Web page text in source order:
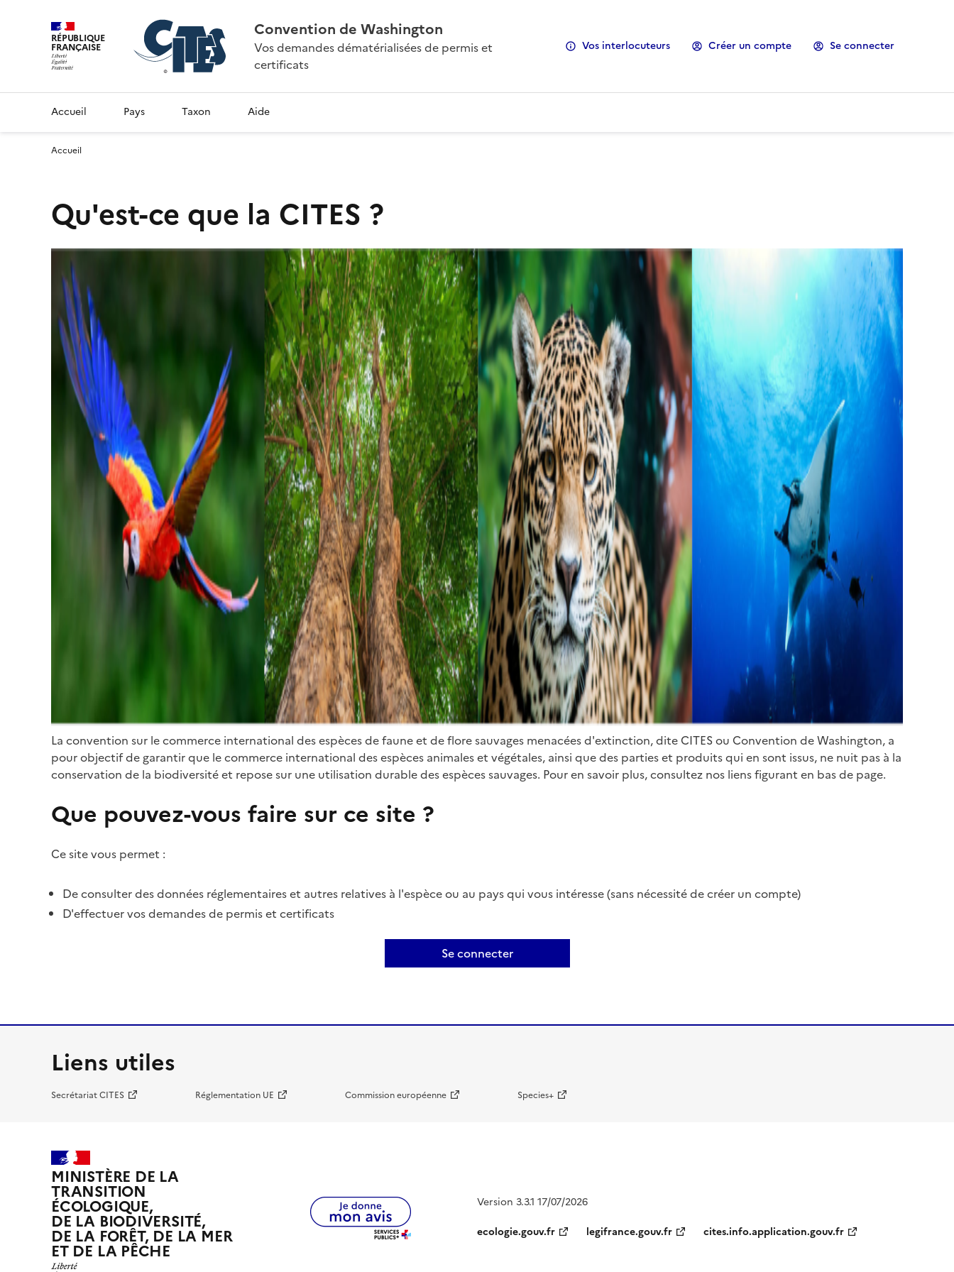
RÉPUBLIQUE
FRANÇAISE
Convention de Washington
Vos demandes dématérialisées de permis et
certificats
Vos interlocuteurs Créer un compte Se connecter
Accueil Pays Taxon Aide
Accueil
Qu'est-ce que la CITES ?
La convention sur le commerce international des espèces de faune et de flore sauvages menacées d'extinction, dite CITES ou Convention de Washington, a
pour objectif de garantir que le commerce international des espèces animales et végétales, ainsi que des parties et produits qui en sont issus, ne nuit pas à la
conservation de la biodiversité et repose sur une utilisation durable des espèces sauvages. Pour en savoir plus, consultez nos liens figurant en bas de page.
Que pouvez-vous faire sur ce site ?
Ce site vous permet :
De consulter des données réglementaires et autres relatives à l'espèce ou au pays qui vous intéresse (sans nécessité de créer un compte)
D'effectuer vos demandes de permis et certificats
Se connecter
Liens utiles
Secrétariat CITES Réglementation UE Commission européenne Species+
MINISTÈRE DE LA
TRANSITION
ÉCOLOGIQUE,
DE LA BIODIVERSITÉ,
DE LA FORÊT, DE LA MER
ET DE LA PÊCHE
Version 3.3.1 17/07/2026
ecologie.gouv.fr
legifrance.gouv.fr cites.info.application.gouv.fr